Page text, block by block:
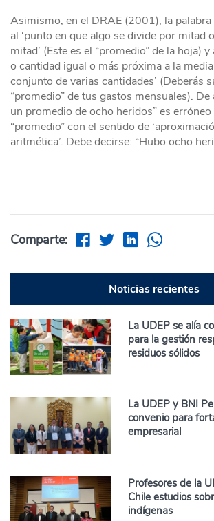
Asimismo, en el DRAE (2001), la palabra
al ‘punto en que algo se divide por mitad
mitad’ (Este es el “promedio” de la hoja)
o cantidad igual o más próxima a la
conjunto de varias cantidades’ (Deberás
“promedio” de tus gastos mensuales). De
un promedio de ocho heridos” es
“promedio” con el sentido de
aritmética’. Debe decirse: “Hubo ocho
Comparte:
Noticias recientes
La UDEP se alía
para la gestión
residuos sólidos
La UDEP y BNI
convenio para
empresarial
Profesores de la
Chile estudios
indígenas